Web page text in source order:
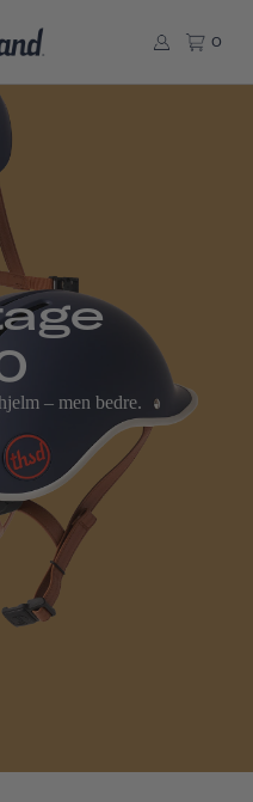
0
– men bedre.